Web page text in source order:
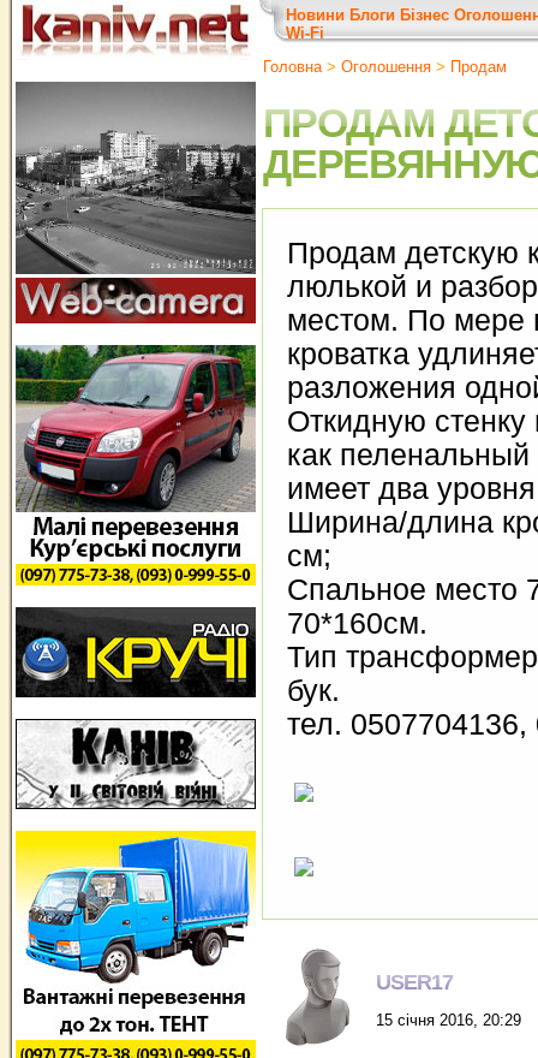
Новини Блоги Бізнес
Wi-Fi
Головна> Оголошення > Продам
ПРОДАМ
Продам детскую
люлькой и
местом. По мере
кроватка
разложения
Откидную стенку
как пеленальный
имеет два
Ширина/длина
см;
Спальное место
70*160см.
Тип
бук.
тел.
USER17
15 січня 2016, 20:29